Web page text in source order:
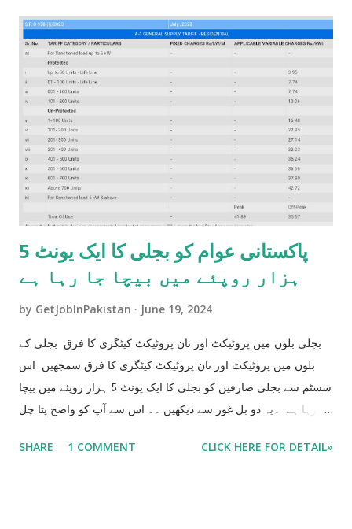
پاکستانی عوام کو بجلی کا ایک یونٹ 5
ہزار روپئے میں بیچا جا رہا ہے
by GetJobInPakistan June 19, 2024
بجلی بلوں میں پروٹیکٹ اور نان پروٹیکٹ کیٹگری کا فرق بجلی کے
بلوں میں پروٹیکٹ اور نان پروٹیکٹ کیٹگری کا فرق سمجھیں اس
سسٹم سے بجلی صارفین کو بجلی کا ایک یونٹ 5 ہزار روپئے میں بیچا
جا رہا ہے ۔یہ دو بل غور سے دیکھیں ۔۔ اس سے آپ کو واضح پتا چل
آپ کو اگلے 6 ماہ تک مزید تیس ھزار اضافی بل دینے پر مجبور
SHARE 1 COMMENT CLICK HERE FOR DETAIL»